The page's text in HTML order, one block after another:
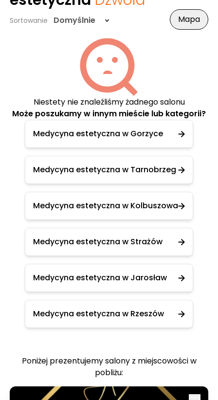
Sortowanie Domyślnie Mapa
Niestety nie znaleźliśmy żadnego salonu
Może poszukamy w innym mieście lub kategorii?
Medycyna estetyczna w Gorzyce
Medycyna estetyczna w Tarnobrzeg
Medycyna estetyczna w Kolbuszowa
Medycyna estetyczna w Strażów
Medycyna estetyczna w Jarosław
Medycyna estetyczna w Rzeszów
Poniżej prezentujemy salony z miejscowości w
pobliżu: